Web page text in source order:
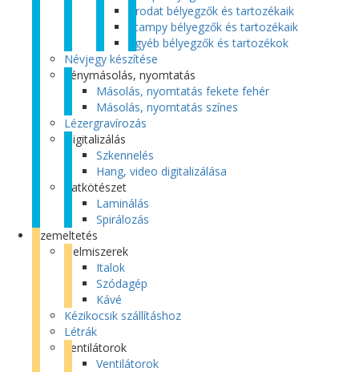
Trodat bélyegzők és tartozékaik
Stampy bélyegzők és tartozékaik
Egyéb bélyegzők és tartozékok
Névjegy készítése
Fénymásolás, nyomtatás
Másolás, nyomtatás fekete fehér
Másolás, nyomtatás színes
Lézergravírozás
Digitalizálás
Szkennelés
Hang, video digitalizálása
Iratkötészet
Laminálás
Spirálozás
Üzemeltetés
Élelmiszerek
Italok
Szódagép
Kávé
Kézikocsik szállításhoz
Létrák
Ventilátorok
Ventilátorok